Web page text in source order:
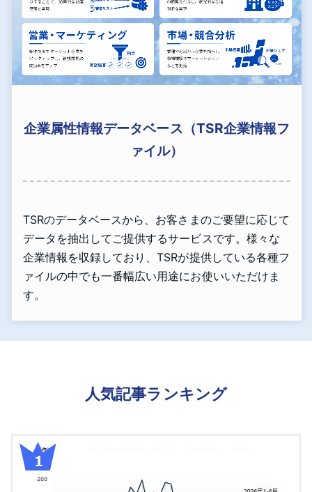
企業属性情報データベース（TSR企業情報フ
ァイル）
TSRのデータベースから、お客さまのご要望に応じて
データを抽出してご提供するサービスです。様々な
企業情報を収録しており、TSRが提供している各種フ
ァイルの中でも一番幅広い用途にお使いいただけま
す。
人気記事ランキング